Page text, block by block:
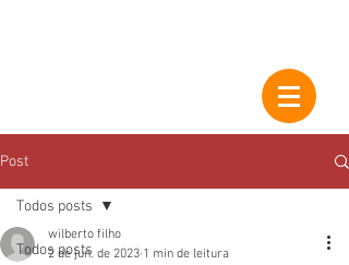
Post
Todos posts
Todos posts
wilberto filho
2 de jun. de 2023 1 min de leitura